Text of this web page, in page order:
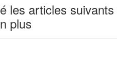
les articles suivants
plus